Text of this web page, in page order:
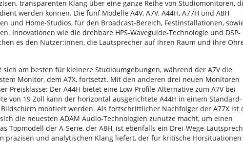
transparenten Klang über eine ganze Reihe von Studiomonitoren,
werden können. Die fünf Modelle A4V, A7V, A44H, A77H und A8H
und Home-Studios, für den Broadcast-Bereich, Festinstallationen,
Innovationen wie die drehbare HPS-Waveguide-Technologie und DSP-
es den Nutzer:innen, die Lautsprecher auf ihren Raum und ihre
sich am besten für kleinere Studioumgebungen, während der A7V die
Monitor, dem A7X, fortsetzt. Mit den anderen drei neuen Monitoren
Preisklasse: Der A44H bietet eine Low-Profile-Alternative zum A7V bei
von 19 Zoll kann der horizontal ausgerichtete A44H in einem Standard-
montiert werden. Als fortschrittlicher Nachfolger der A77X ist
die neuesten ADAM Audio-Technologien zunutze macht, um einen
Topmodell der A-Serie, der A8H, ist ebenfalls ein Drei-Wege-
präzisen und analytischen Klang liefert, der für kritische Hörsituationen